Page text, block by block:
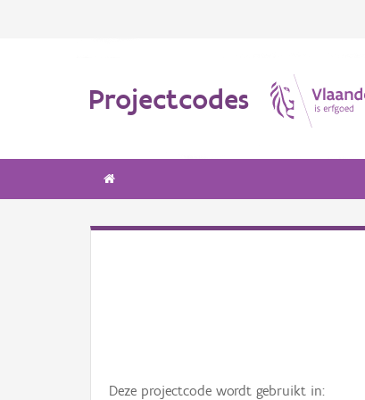
Projectcodes
Deze projectcode wordt gebruikt in: